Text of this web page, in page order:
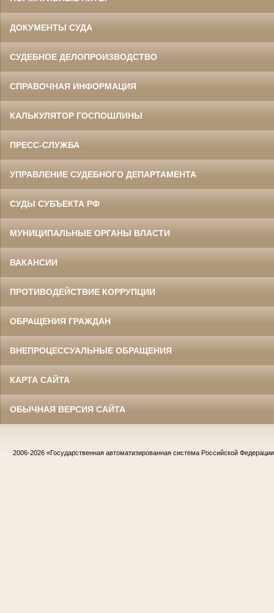
ДОКУМЕНТЫ СУДА
СУДЕБНОЕ ДЕЛОПРОИЗВОДСТВО
СПРАВОЧНАЯ ИНФОРМАЦИЯ
КАЛЬКУЛЯТОР ГОСПОШЛИНЫ
ПРЕСС-СЛУЖБА
УПРАВЛЕНИЕ СУДЕБНОГО ДЕПАРТАМЕНТА
СУДЫ СУБЪЕКТА РФ
МУНИЦИПАЛЬНЫЕ ОРГАНЫ ВЛАСТИ
ВАКАНСИИ
ПРОТИВОДЕЙСТВИЕ КОРРУПЦИИ
ОБРАЩЕНИЯ ГРАЖДАН
ВНЕПРОЦЕССУАЛЬНЫЕ ОБРАЩЕНИЯ
КАРТА САЙТА
ОБЫЧНАЯ ВЕРСИЯ САЙТА
2006-2026 «Государственная автоматизированная система Российской